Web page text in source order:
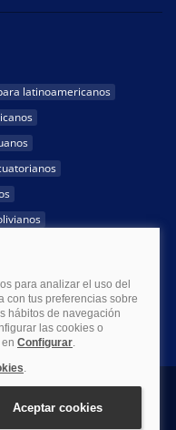
latinoamericanos
reservados